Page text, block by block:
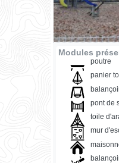
Modules
poutre
panier
pont de
toile
mur